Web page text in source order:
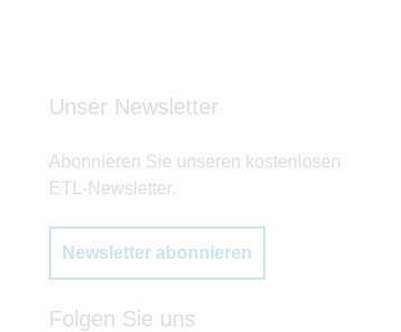
Unser Newsletter
Abonnieren Sie unseren kostenlosen
ETL-Newsletter.
Newsletter abonnieren
Folgen Sie uns